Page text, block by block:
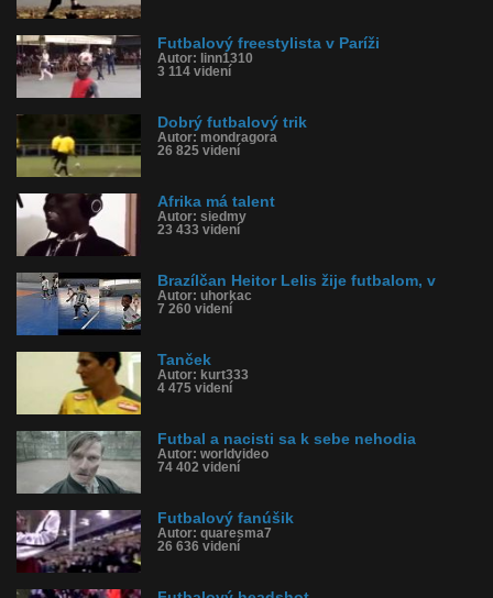
Futbalový freestylista v Paríži
Autor: linn1310
3 114 videní
Dobrý futbalový trik
Autor: mondragora
26 825 videní
Afrika má talent
Autor: siedmy
23 433 videní
Brazílčan Heitor Lelis žije futbalom, v
Autor: uhorkac
7 260 videní
Tanček
Autor: kurt333
4 475 videní
Futbal a nacisti sa k sebe nehodia
Autor: worldvideo
74 402 videní
Futbalový fanúšik
Autor: quaresma7
26 636 videní